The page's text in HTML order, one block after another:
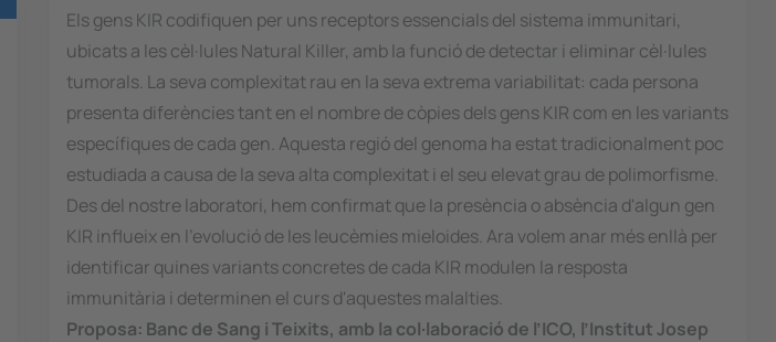
Els gens KIR codifiquen per uns receptors essencials del sistema immunitari,
ubicats a les cèl·lules Natural Killer, amb la funció de detectar i eliminar cèl·lules
tumorals. La seva complexitat rau en la seva extrema variabilitat: cada persona
presenta diferències tant en el nombre de còpies dels gens KIR com en les variants
específiques de cada gen. Aquesta regió del genoma ha estat tradicionalment poc
estudiada a causa de la seva alta complexitat i el seu elevat grau de polimorfisme.
Des del nostre laboratori, hem confirmat que la presència o absència d'algun gen
KIR influeix en l'evolució de les leucèmies mieloides. Ara volem anar més enllà per
identificar quines variants concretes de cada KIR modulen la resposta
immunitària i determinen el curs d'aquestes malalties.
Proposa: Banc de Sang i Teixits, amb la col·laboració de l’ICO, l’Institut Josep